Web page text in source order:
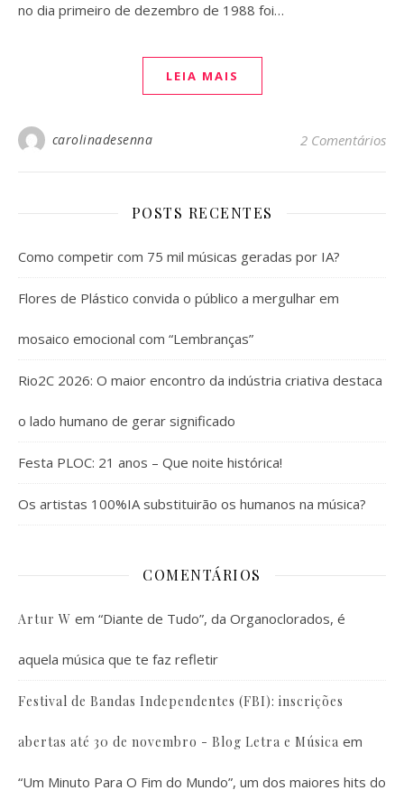
no dia primeiro de dezembro de 1988 foi…
LEIA MAIS
carolinadesenna 2 Comentários
POSTS RECENTES
Como competir com 75 mil músicas geradas por IA?
Flores de Plástico convida o público a mergulhar em
mosaico emocional com “Lembranças”
Rio2C 2026: O maior encontro da indústria criativa destaca
o lado humano de gerar significado
Festa PLOC: 21 anos – Que noite histórica!
Os artistas 100%IA substituirão os humanos na música?
COMENTÁRIOS
Artur W em “Diante de Tudo”, da Organoclorados, é
aquela música que te faz refletir
Festival de Bandas Independentes (FBI): inscrições
abertas até 30 de novembro - Blog Letra e Música em
“Um Minuto Para O Fim do Mundo”, um dos maiores hits do